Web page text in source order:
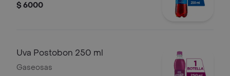
$ 6000
Uva Postobon 250 ml
Gaseosas